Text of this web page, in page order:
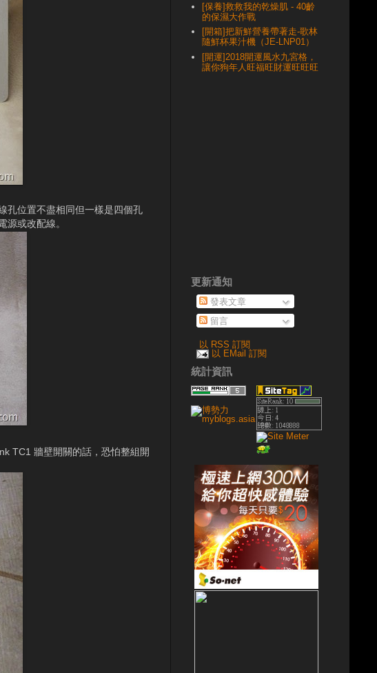
孔位置不盡相同但一樣是四個孔
或改配線。
TC1 牆壁開關的話，恐怕整組開
[保養]救救我的乾燥肌 - 40齡
的保濕大作戰
[開箱]把新鮮營養帶著走-歌林
隨鮮杯果汁機（JE-LNP01）
[開運]2018開運風水九宮格，
讓你狗年人旺福旺財運旺旺旺
更新通知
發表文章
留言
以 RSS 訂閱
以 EMail 訂閱
統計資訊